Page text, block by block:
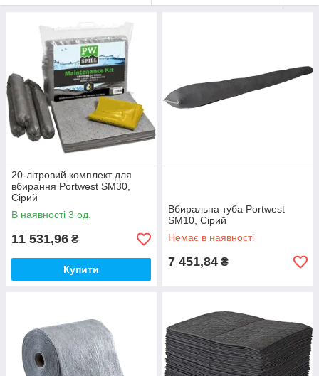
20-літровий комплект для
вбирання Portwest SM30,
Сірий
В наявності 3 од.
11 531,96 ₴
Купити
Вбиральна туба Portwest
SM10, Сірий
Немає в наявності
7 451,84 ₴